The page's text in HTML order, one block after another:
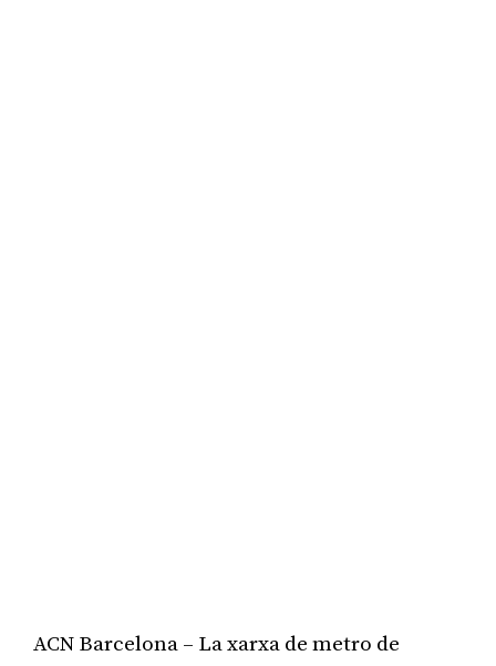
ACN Barcelona – La xarxa de metro de